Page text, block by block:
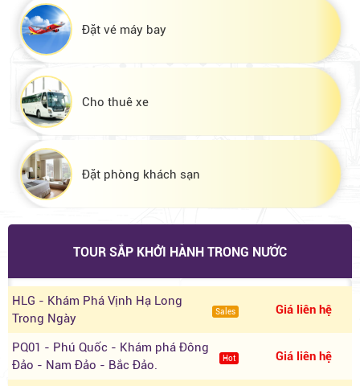
Đặt vé máy bay
Cho thuê xe
Đặt phòng khách sạn
TOUR SẮP KHỞI HÀNH TRONG NƯỚC
HLG - Khám Phá Vịnh Hạ Long
Trong Ngày
Sales Giá liên hệ
PQ01 - Phú Quốc - Khám phá Đông
Đảo - Nam Đảo - Bắc Đảo.
Hot Giá liên hệ